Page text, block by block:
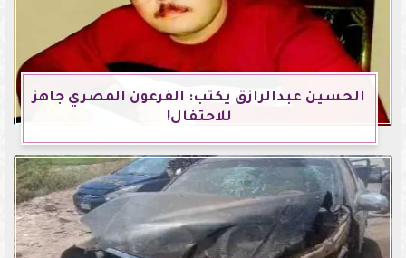
الحسين عبدالرازق يكتب: الفرعون المصري جاهز
للاحتفال!